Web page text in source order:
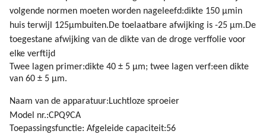
volgende normen moeten worden nageleefd:dikte 150 μmin
huis terwijl 125μmbuiten.De toelaatbare afwijking is -25 μm.De
toegestane afwijking van de dikte van de droge verffolie voor
elke verftijd
Twee lagen primer:dikte 40 ± 5 μm; twee lagen verf:een dikte
van 60 ± 5 μm.
Naam van de apparatuur:Luchtloze sproeier
Model nr.:CPQ9CA
Toepassingsfunctie: Afgeleide capaciteit:56